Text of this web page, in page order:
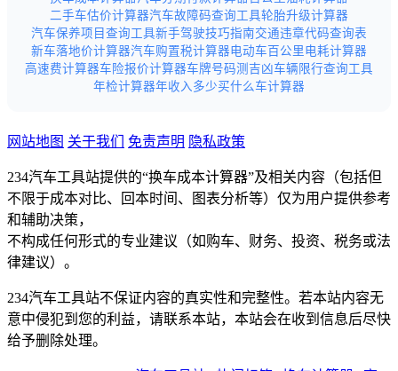
二手车估价计算器汽车故障码查询工具轮胎升级计算器
汽车保养项目查询工具新手驾驶技巧指南交通违章代码查询表
新车落地价计算器汽车购置税计算器电动车百公里电耗计算器
高速费计算器车险报价计算器车牌号码测吉凶车辆限行查询工具
年检计算器年收入多少买什么车计算器
网站地图 关于我们 免责声明 隐私政策
234汽车工具站提供的“换车成本计算器”及相关内容（包括但
不限于成本对比、回本时间、图表分析等）仅为用户提供参考
和辅助决策，
不构成任何形式的专业建议（如购车、财务、投资、税务或法
律建议）。
234汽车工具站不保证内容的真实性和完整性。若本站内容无
意中侵犯到您的利益，请联系本站，本站会在收到信息后尽快
给予删除处理。